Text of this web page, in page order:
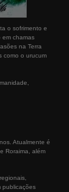
o sofrimento e
em chamas
na Terra
como o urucum
Atualmente é
Roraima, além
publicações